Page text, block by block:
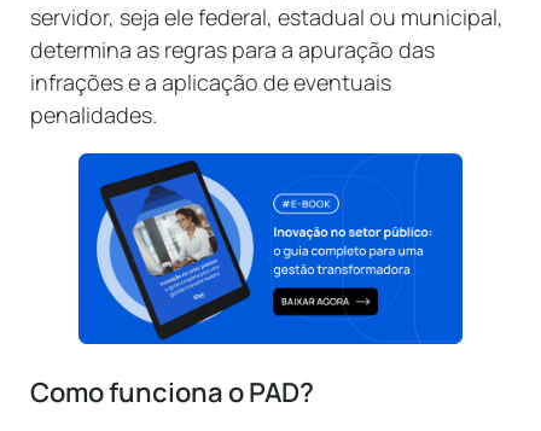
servidor, seja ele federal, estadual ou municipal,
determina as regras para a apuração das
infrações e a aplicação de eventuais
penalidades.
Como funciona o PAD?